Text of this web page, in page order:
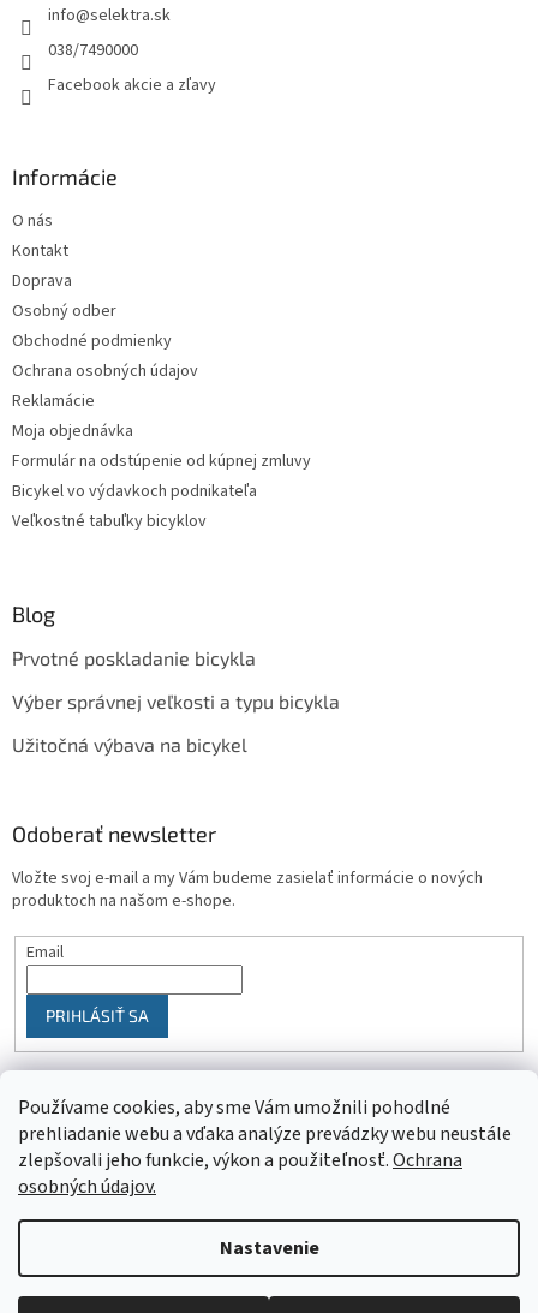
Používame cookies, aby sme Vám umožnili pohodlné
prehliadanie webu a vďaka analýze prevádzky webu neustále
zlepšovali jeho funkcie, výkon a použiteľnosť.Ochrana
osobných údajov.
Nastavenie
Objednaný tovar si môžete prevziať osobne v predajni SELEKTRA,
info@selektra.sk
038/7490000
Facebook akcie a zľavy
Informácie
O nás
Kontakt
Doprava
Osobný odber
Obchodné podmienky
Ochrana osobných údajov
Reklamácie
Moja objednávka
Formulár na odstúpenie od kúpnej zmluvy
Bicykel vo výdavkoch podnikateľa
Veľkostné tabuľky bicyklov
Blog
Prvotné poskladanie bicykla
Výber správnej veľkosti a typu bicykla
Užitočná výbava na bicykel
Odoberať newsletter
Vložte svoj e-mail a my Vám budeme zasielať informácie o nových
produktoch na našom e-shope.
Email
PRIHLÁSIŤ SA
Vytvoril Shoptet
Copyright 2026SELEKTRA. Všetky práva vyhradené.Upraviť